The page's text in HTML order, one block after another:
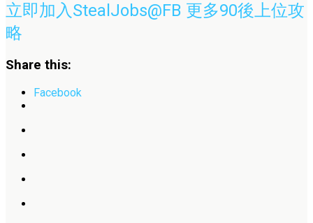
立即加入StealJobs@FB 更多90後上位攻
略
Share this:
Facebook